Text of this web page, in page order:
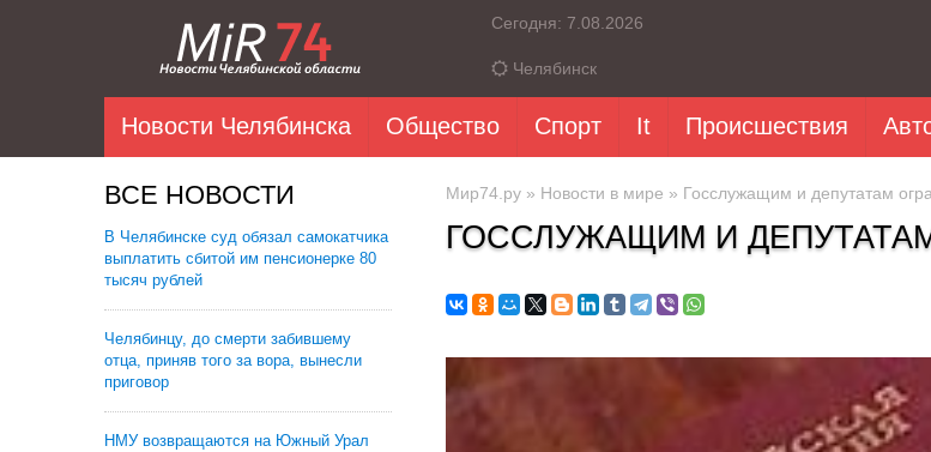
Сегодня: 7.08.2026
Челябинск
Новости Челябинска Общество Спорт It Происшествия
ВСЕ НОВОСТИ
В Челябинске суд обязал самокатчика
выплатить сбитой им пенсионерке 80
тысяч рублей
Челябинцу, до смерти забившему
отца, приняв того за вора, вынесли
приговор
НМУ возвращаются на Южный Урал
Мир74.ру » Новости в мире » Госслужащим и депутатам
ГОССЛУЖАЩИМ И